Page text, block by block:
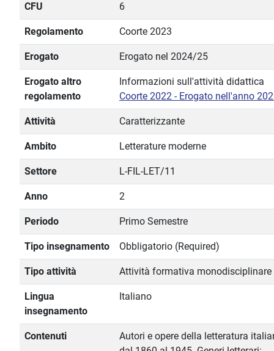
CFU 6
Regolamento Coorte 2023
Erogato Erogato nel 2024/25
Erogato altro
regolamento
Informazioni sull'attività didattica
Coorte 2022 - Erogato nell'anno
Attività Caratterizzante
Ambito Letterature moderne
Settore L-FIL-LET/11
Anno 2
Periodo Primo Semestre
Tipo insegnamento Obbligatorio (Required)
Tipo attività Attività formativa monodisciplinare
Lingua
insegnamento
Italiano
Contenuti
Autori e opere della letteratura